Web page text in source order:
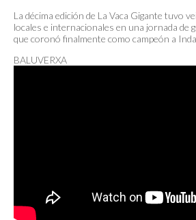
La décima edición de La Vaca Gigante tuvo
locales e internacionales en una jornada de
que coronó finalmente como campeón a
BALUVERXA